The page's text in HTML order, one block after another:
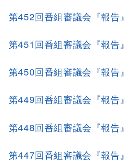
第452回番組審議会『報告』
第451回番組審議会『報告』
第450回番組審議会『報告』
第449回番組審議会『報告』
第448回番組審議会『報告』
第447回番組審議会『報告』